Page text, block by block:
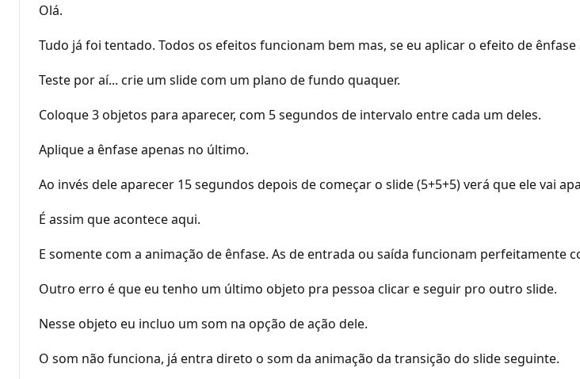
Olá.
Tudo já foi tentado. Todos os efeitos funcionam bem mas, se eu aplicar o efeito de
Teste por aí... crie um slide com um plano de fundo quaquer.
Coloque 3 objetos para aparecer, com 5 segundos de intervalo entre cada um deles.
Aplique a ênfase apenas no último.
Ao invés dele aparecer 15 segundos depois de começar o slide (5+5+5) verá que ele vai
É assim que acontece aqui.
E somente com a animação de ênfase. As de entrada ou saída funcionam perfeitamente
Outro erro é que eu tenho um último objeto pra pessoa clicar e seguir pro outro slide.
Nesse objeto eu incluo um som na opção de ação dele.
O som não funciona, já entra direto o som da animação da transição do slide seguinte.